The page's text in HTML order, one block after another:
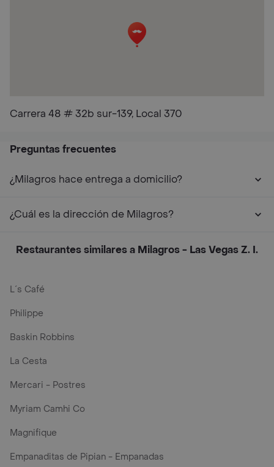
Carrera 48 # 32b sur-139, Local 370
Preguntas frecuentes
¿Milagros hace entrega a domicilio?
¿Cuál es la dirección de Milagros?
Restaurantes similares a Milagros - Las Vegas Z. I.
L´s Café
Philippe
Baskin Robbins
La Cesta
Mercari - Postres
Myriam Camhi Co
Magnifique
Empanaditas de Pipian - Empanadas